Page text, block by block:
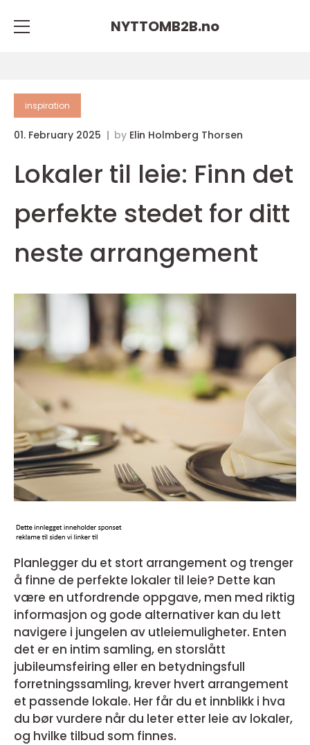
NYTTOMB2B.no
inspiration
01. February 2025 by Elin Holmberg Thorsen
Lokaler til leie: Finn det
perfekte stedet for ditt
neste arrangement
Planlegger du et stort arrangement og trenger
å finne de perfekte lokaler til leie? Dette kan
være en utfordrende oppgave, men med riktig
informasjon og gode alternativer kan du lett
navigere i jungelen av utleiemuligheter. Enten
det er en intim samling, en storslått
jubileumsfeiring eller en betydningsfull
forretningssamling, krever hvert arrangement
et passende lokale. Her får du et innblikk i hva
du bør vurdere når du leter etter leie av lokaler,
og hvilke tilbud som finnes.